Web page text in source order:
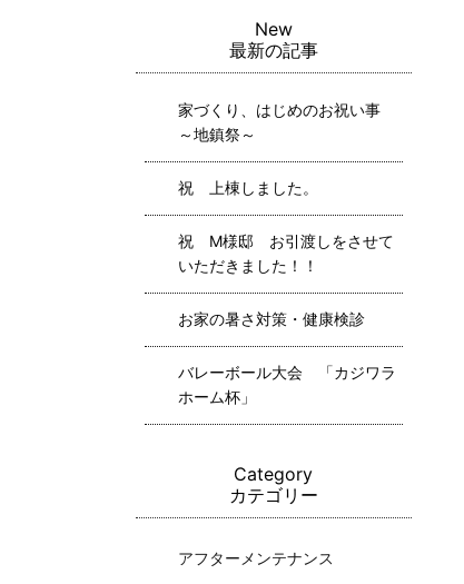
New
最新の記事
家づくり、はじめのお祝い事
～地鎮祭～
祝 上棟しました。
祝 M様邸 お引渡しをさせて
いただきました！！
お家の暑さ対策・健康検診
バレーボール大会 「カジワラ
ホーム杯」
Category
カテゴリー
アフターメンテナンス